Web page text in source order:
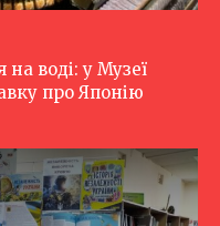
воді: у Музеї
про Японію